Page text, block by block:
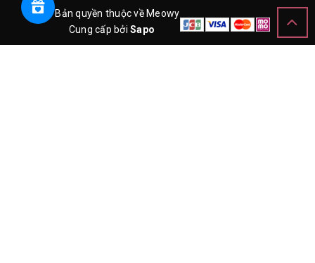
© Bản quyền thuộc về Meowy
Cung cấp bởiSapo